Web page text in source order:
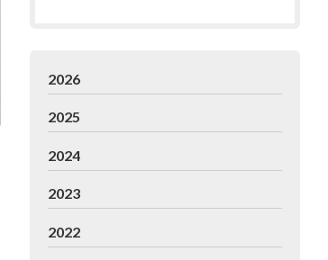
2026
2025
2024
2023
2022